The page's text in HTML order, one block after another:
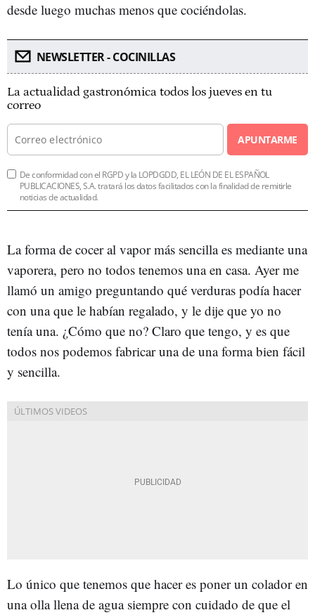
desde luego muchas menos que cociéndolas.
NEWSLETTER - COCINILLAS
La actualidad gastronómica todos los jueves en tu
correo
APUNTARME
De conformidad con el RGPD y la LOPDGDD, EL LEÓN DE EL ESPAÑOL
PUBLICACIONES, S.A. tratará los datos facilitados con la finalidad de remitirle
noticias de actualidad.
La forma de cocer al vapor más sencilla es mediante una
vaporera, pero no todos tenemos una en casa. Ayer me
llamó un amigo preguntando qué verduras podía hacer
con una que le habían regalado, y le dije que yo no
tenía una. ¿Cómo que no? Claro que tengo, y es que
todos nos podemos fabricar una de una forma bien fácil
y sencilla.
Lo único que tenemos que hacer es poner un colador en
una olla llena de agua siempre con cuidado de que el